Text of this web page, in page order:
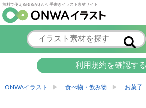
無料で使えるゆるかわいい手書きイラスト素材サイト
利用規約を確認する
ONWAイラスト 食べ物・飲み物 お菓子